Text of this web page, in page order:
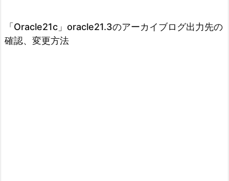
検索
「Oracle21c」oracle21.3のアーカイブログ出力先の
確認、変更方法